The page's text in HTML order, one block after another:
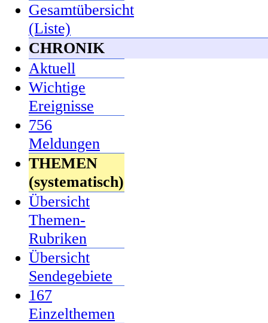
Gesamtübersicht
(Liste)
CHRONIK
Aktuell
Wichtige
Ereignisse
756
Meldungen
THEMEN
(systematisch)
Übersicht
Themen-
Rubriken
Übersicht
Sendegebiete
167
Einzelthemen